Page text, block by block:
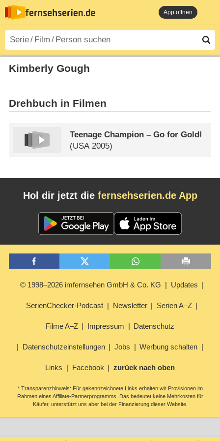
App öffnen
Kimberly Gough
Drehbuch in Filmen
Teenage Champion – Go for Gold!
(USA 2005)
Hol dir jetzt die fernsehserien.de App
© 1998–2026 imfernsehen GmbH & Co. KG Updates
SerienChecker-Podcast Newsletter Serien A–Z
Filme A–Z Impressum Datenschutz
Datenschutzeinstellungen Jobs Werbung schalten
Links Facebook zurück nach oben
* Transparenzhinweis: Für gekennzeichnete Links erhalten wir Provisionen im
Rahmen eines Affiliate-Partnerprogramms. Das bedeutet keine Mehrkosten für
Käufer, unterstützt uns aber bei der Finanzierung dieser Website.